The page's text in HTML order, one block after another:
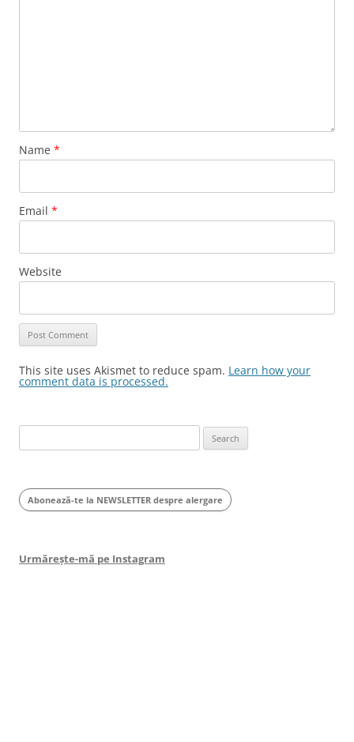
Name *
Email *
Website
This site uses Akismet to reduce spam. Learn how your
comment data is processed.
for:
Abonează-te la NEWSLETTER despre alergare
Urmărește-mă pe Instagram